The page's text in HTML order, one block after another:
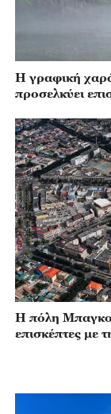
Η γραφική
προσελκύει
Η πόλη
επισκέπτες με